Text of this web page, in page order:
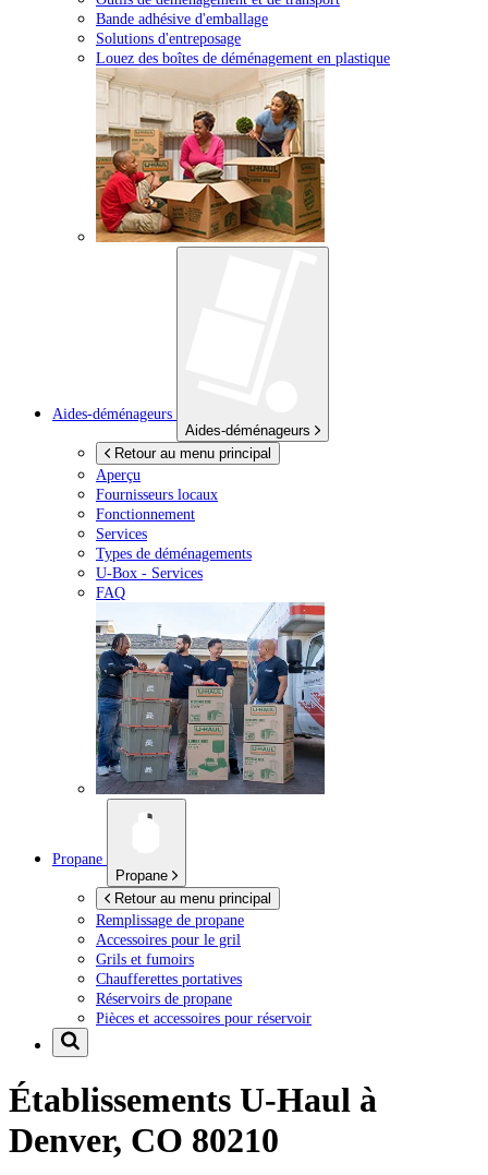
Bande adhésive d'emballage
Solutions d'entreposage
Louez des boîtes de déménagement en plastique
Aides-déménageurs
Aides-déménageurs
Retour au menu principal
Aperçu
Fournisseurs locaux
Fonctionnement
Services
Types de déménagements
U-Box - Services
FAQ
Propane
Propane
Retour au menu principal
Remplissage de propane
Accessoires pour le gril
Grils et fumoirs
Chaufferettes portatives
Réservoirs de propane
Pièces et accessoires pour réservoir
Établissements U-Haul à
Denver, CO 80210